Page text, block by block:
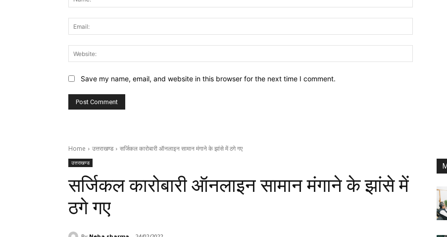
Save my name, email, and website in this browser for the next time I comment.